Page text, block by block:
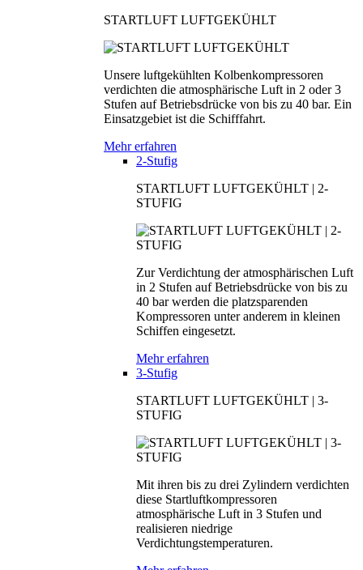
STARTLUFT LUFTGEKÜHLT
Unsere luftgekühlten Kolbenkompressoren
verdichten die atmosphärische Luft in 2 oder 3
Stufen auf Betriebsdrücke von bis zu 40 bar. Ein
Einsatzgebiet ist die Schifffahrt.
Mehr erfahren
2-Stufig
STARTLUFT LUFTGEKÜHLT | 2-
STUFIG
Zur Verdichtung der atmosphärischen Luft
in 2 Stufen auf Betriebsdrücke von bis zu
40 bar werden die platzsparenden
Kompressoren unter anderem in kleinen
Schiffen eingesetzt.
Mehr erfahren
3-Stufig
STARTLUFT LUFTGEKÜHLT | 3-
STUFIG
Mit ihren bis zu drei Zylindern verdichten
diese Startluftkompressoren
atmosphärische Luft in 3 Stufen und
realisieren niedrige
Verdichtungstemperaturen.